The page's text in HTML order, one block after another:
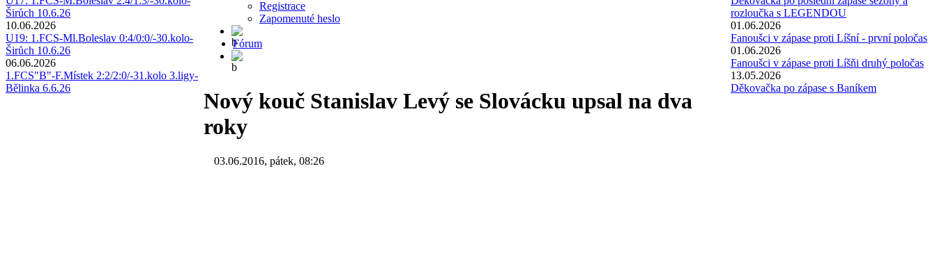
Širůch 10.6.26
10.06.2026
U19: 1.FCS-Ml.Boleslav 0:4/0:0/-30.kolo-
Širůch 10.6.26
06.06.2026
1.FCS"B"-F.Místek 2:2/2:0/-31.kolo 3.ligy-
Bělinka 6.6.26
rozloučka s LEGENDOU
01.06.2026
Fanoušci v zápase proti Líšní - první poločas
01.06.2026
Fanoušci v zápase proti Líšňi druhý poločas
13.05.2026
Děkovačka po zápase s Baníkem
Registrace
Zapomenuté heslo
Fórum
Nový kouč Stanislav Levý se Slovácku upsal na dva
roky
03.06.2016, pátek, 08:26